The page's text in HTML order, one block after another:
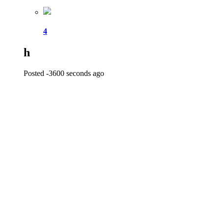
4
h
Posted -3600 seconds ago